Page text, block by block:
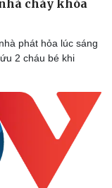
cháy khóa
phát hỏa lúc sáng
2 cháu bé khi